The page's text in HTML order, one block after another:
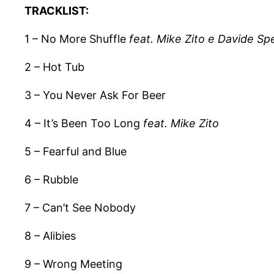
TRACKLIST:
1 – No More Shuffle feat. Mike Zito e Davide
2 – Hot Tub
3 – You Never Ask For Beer
4 – It’s Been Too Long feat. Mike Zito
5 – Fearful and Blue
6 – Rubble
7 – Can’t See Nobody
8 – Alibies
9 – Wrong Meeting